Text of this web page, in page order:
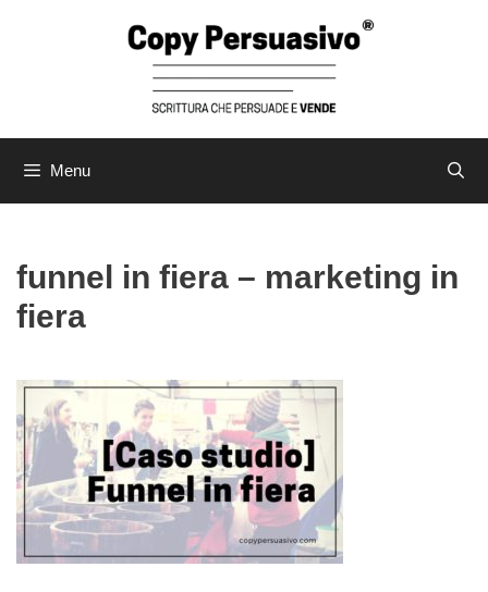
Menu
funnel in fiera – marketing in
fiera